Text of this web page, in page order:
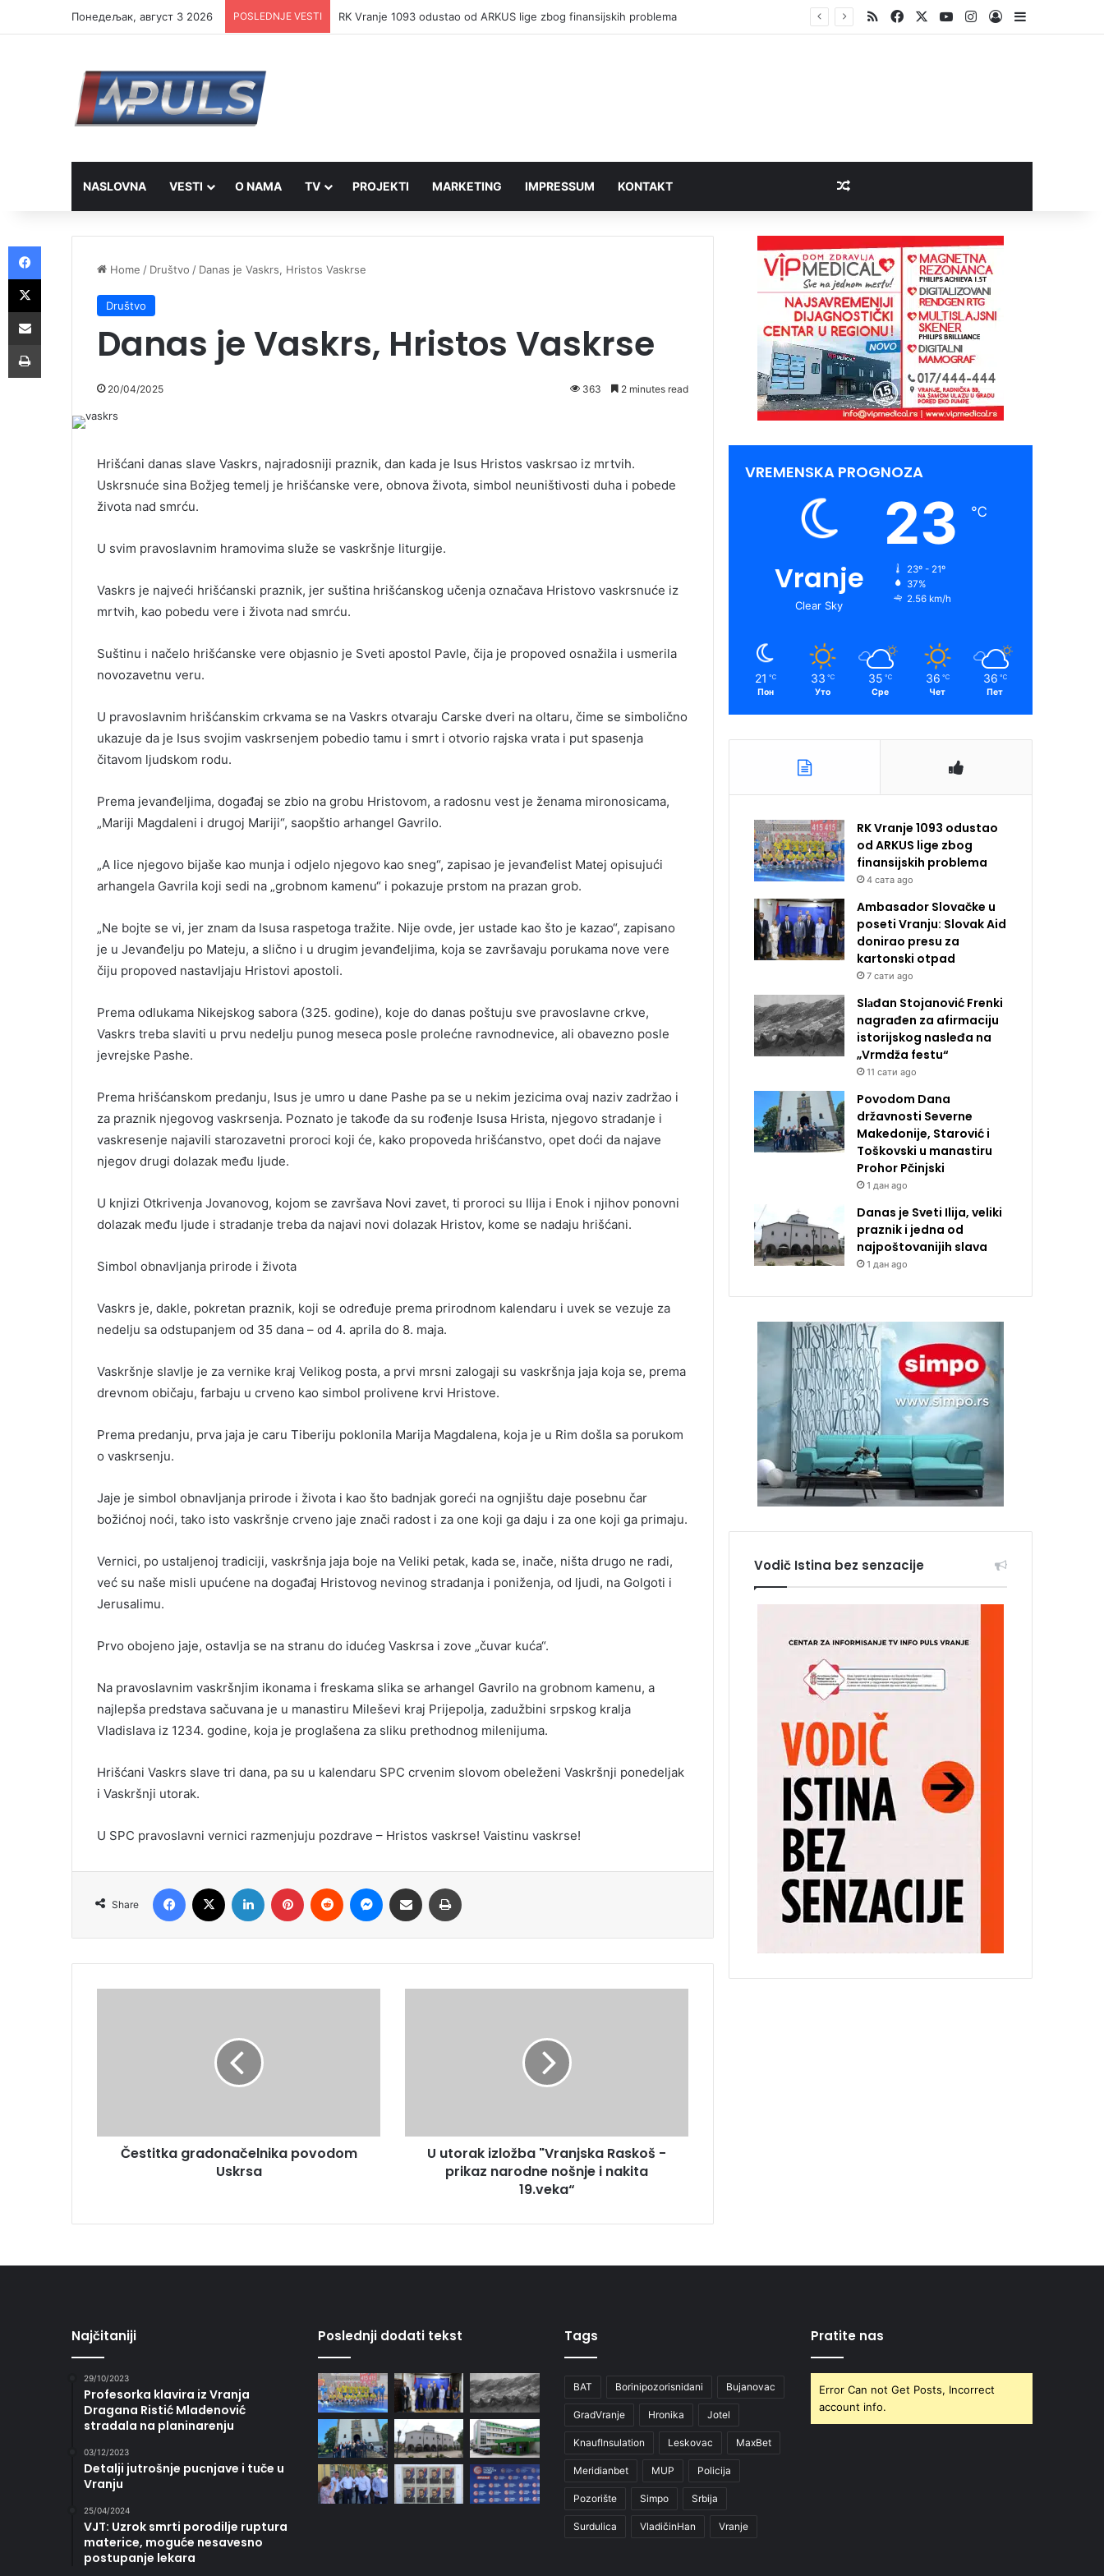
Понедељак, август 3 2026 POSLEDNJE VESTI Ambasador Slovačke u poseti Vranju: Slovak Aid donirao presu za kartonski otpad RSSFacebookYouTubeInstagram
Log InSidebar
NASLOVNA VESTI O NAMA TV PROJEKTI MARKETING IMPRESSUM KONTAKT Random Article
Home / Društvo / Danas je Vaskrs, Hristos Vaskrse
Društvo
Danas je Vaskrs, Hristos Vaskrse
20/04/2025 363 2 minutes read
Hrišćani danas slave Vaskrs, najradosniji praznik, dan kada je Isus Hristos vaskrsao iz mrtvih.
Uskrsnuće sina Božjeg temelj je hrišćanske vere, obnova života, simbol neuništivosti duha i pobede
života nad smrću.
U svim pravoslavnim hramovima služe se vaskršnje liturgije.
Vaskrs je najveći hrišćanski praznik, jer suština hrišćanskog učenja označava Hristovo vaskrsnuće iz
mrtvih, kao pobedu vere i života nad smrću.
Suštinu i načelo hrišćanske vere objasnio je Sveti apostol Pavle, čija je propoved osnažila i usmerila
novozavetnu veru.
U pravoslavnim hrišćanskim crkvama se na Vaskrs otvaraju Carske dveri na oltaru, čime se simbolično
ukazuje da je Isus svojim vaskrsenjem pobedio tamu i smrt i otvorio rajska vrata i put spasenja
čitavom ljudskom rodu.
Prema jevanđeljima, događaj se zbio na grobu Hristovom, a radosnu vest je ženama mironosicama,
„Mariji Magdaleni i drugoj Mariji“, saopštio arhangel Gavrilo.
„A lice njegovo bijaše kao munja i odjelo njegovo kao sneg“, zapisao je jevanđelist Matej opisujući
arhangela Gavrila koji sedi na „grobnom kamenu“ i pokazuje prstom na prazan grob.
„Ne bojte se vi, jer znam da Isusa raspetoga tražite. Nije ovde, jer ustade kao što je kazao“, zapisano
je u Jevanđelju po Mateju, a slično i u drugim jevanđeljima, koja se završavaju porukama nove vere
čiju propoved nastavljaju Hristovi apostoli.
Prema odlukama Nikejskog sabora (325. godine), koje do danas poštuju sve pravoslavne crkve,
Vaskrs treba slaviti u prvu nedelju punog meseca posle prolećne ravnodnevice, ali obavezno posle
jevrejske Pashe.
Prema hrišćanskom predanju, Isus je umro u dane Pashe pa se u nekim jezicima ovaj naziv zadržao i
za praznik njegovog vaskrsenja. Poznato je takođe da su rođenje Isusa Hrista, njegovo stradanje i
vaskresenje najavili starozavetni proroci koji će, kako propoveda hrišćanstvo, opet doći da najave
njegov drugi dolazak među ljude.
U knjizi Otkrivenja Jovanovog, kojom se završava Novi zavet, ti proroci su Ilija i Enok i njihov ponovni
dolazak među ljude i stradanje treba da najavi novi dolazak Hristov, kome se nadaju hrišćani.
Simbol obnavljanja prirode i života
Vaskrs je, dakle, pokretan praznik, koji se određuje prema prirodnom kalendaru i uvek se vezuje za
nedelju sa odstupanjem od 35 dana – od 4. aprila do 8. maja.
Vaskršnje slavlje je za vernike kraj Velikog posta, a prvi mrsni zalogaji su vaskršnja jaja koja se, prema
drevnom običaju, farbaju u crveno kao simbol prolivene krvi Hristove.
Prema predanju, prva jaja je caru Tiberiju poklonila Marija Magdalena, koja je u Rim došla sa porukom
o vaskrsenju.
Jaje je simbol obnavljanja prirode i života i kao što badnjak goreći na ognjištu daje posebnu čar
božićnoj noći, tako isto vaskršnje crveno jaje znači radost i za one koji ga daju i za one koji ga primaju.
Vernici, po ustaljenoj tradiciji, vaskršnja jaja boje na Veliki petak, kada se, inače, ništa drugo ne radi,
već su naše misli upućene na događaj Hristovog nevinog stradanja i poniženja, od ljudi, na Golgoti i
Jerusalimu.
Prvo obojeno jaje, ostavlja se na stranu do idućeg Vaskrsa i zove „čuvar kuća“.
Na pravoslavnim vaskršnjim ikonama i freskama slika se arhangel Gavrilo na grobnom kamenu, a
najlepša predstava sačuvana je u manastiru Mileševi kraj Prijepolja, zadužbini srpskog kralja
Vladislava iz 1234. godine, koja je proglašena za sliku prethodnog milenijuma.
Hrišćani Vaskrs slave tri dana, pa su u kalendaru SPC crvenim slovom obeleženi Vaskršnji ponedeljak
i Vaskršnji utorak.
U SPC pravoslavni vernici razmenjuju pozdrave – Hristos vaskrse! Vaistinu vaskrse!
Share
Facebook LinkedIn Pinterest Reddit Messenger
Share via Email
Čestitka gradonačelnika povodom
Uskrsa
U utorak izložba "Vranjska Raskoš -
prikaz narodne nošnje i nakita
19.veka“
VREMENSKA PROGNOZA
Vranje
Clear Sky
23 ℃
23º - 21º
37%
2.56 km/h
21 ℃
Пон
33 ℃
Уто
35 ℃
Сре
36 ℃
Чет
36 ℃
Пет
RK Vranje 1093 odustao
od ARKUS lige zbog
finansijskih problema
4 сата ago
Ambasador Slovačke u
poseti Vranju: Slovak Aid
donirao presu za
kartonski otpad
7 сати ago
Slаđan Stojanović Frenki
nagrađen za afirmaciju
istorijskog nasleđa na
„Vrmdža festu“
11 сати ago
Povodom Dana
državnosti Severne
Makedonije, Starović i
Toškovski u manastiru
Prohor Pčinjski
1 дан ago
Danas je Sveti Ilija, veliki
praznik i jedna od
najpoštovanijih slava
1 дан ago
Vodič Istina bez senzacije
Najčitaniji
29/10/2023
Profesorka klavira iz Vranja
Dragana Ristić Mladenović
stradala na planinarenju
03/12/2023
Detalji jutrošnje pucnjave i tuče u
Vranju
25/04/2024
VJT: Uzrok smrti porodilje ruptura
materice, moguće nesavesno
postupanje lekara
Poslednji dodati tekst Tags
BAT Borinipozorisnidani Bujanovac
GradVranje Hronika Jotel
KnaufInsulation Leskovac MaxBet
Meridianbet MUP Policija
Pozorište Simpo Srbija
Surdulica VladičinHan Vranje
Pratite nas
Error Can not Get Posts, Incorrect
account info.
Facebook
X
Share via Email